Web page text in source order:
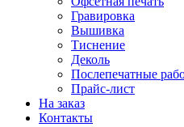
Гравировка
Вышивка
Тиснение
Деколь
Послепечатные
Прайс-лист
На заказ
Контакты